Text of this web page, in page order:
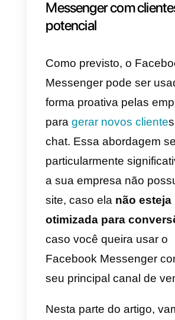
algumas
como aCallbell.
chat do Facebook
seu e-commerce,
seguir
Adicionando o
agora à sua conta
Messenger
Atenção: no
função só está
Shopify.Ao